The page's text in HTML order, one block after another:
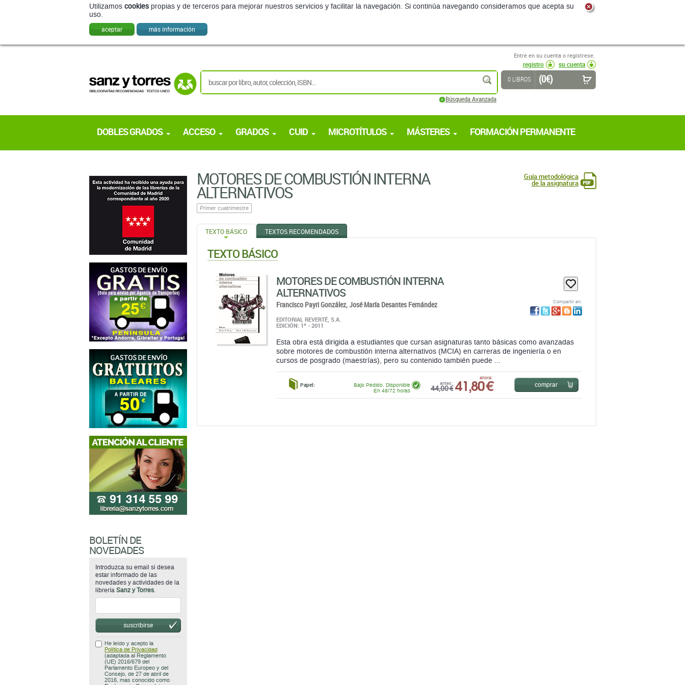
Utilizamos cookies propias y de terceros para mejorar nuestros servicios y facilitar la navegación. Si continúa navegando consideramos que acepta su
uso.
aceptar más información
Entre en su cuenta o regístrese.
registro
su cuenta
buscar
Búsqueda Avanzada
0 LIBROS (0 €)
DOBLES GRADOS ACCESO GRADOS CUID MICROTÍTULOS MÁSTERES FORMACIÓN PERMANENTE
MOTORES DE COMBUSTIÓN INTERNA
ALTERNATIVOS
Primer cuatrimestre
Guía metodológica
de la asignatura
TEXTO BÁSICO TEXTOS RECOMENDADOS
TEXTO BÁSICO
MOTORES DE COMBUSTIÓN INTERNA
ALTERNATIVOS
Francisco Payri González,José María Desantes Fernández
EDITORIAL REVERTÉ, S.A.
EDICIÓN: 1ª - 2011
Compartir en:
Esta obra está dirigida a estudiantes que cursan asignaturas tanto básicas como avanzadas
sobre motores de combustión interna alternativos (MCIA) en carreras de ingeniería o en
cursos de posgrado (maestrías), pero su contenido también puede ...
Papel: antes:
44,00 €
ahora:
41,80 €
Bajo Pedido. Disponible
En 48/72 horas
comprar
BOLETÍN DE
NOVEDADES
Introduzca su email si desea
estar informado de las
novedades y actividades de la
librería Sanz y Torres.
suscribirse
He leído y acepto la
Política de Privacidad
(adaptada al Reglamento
(UE) 2016/679 del
Parlamento Europeo y del
Consejo, de 27 de abril de
2016, mas conocido como